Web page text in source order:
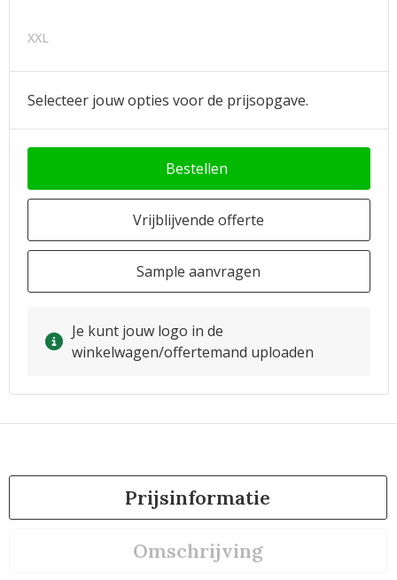
XXL
Selecteer jouw opties voor de prijsopgave.
Bestellen
Vrijblijvende offerte
Sample aanvragen
Je kunt jouw logo in de
winkelwagen/offertemand uploaden
Prijsinformatie
Omschrijving